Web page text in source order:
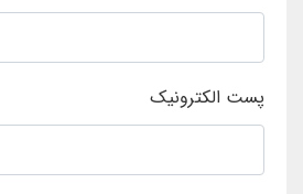
پست الکترونیک